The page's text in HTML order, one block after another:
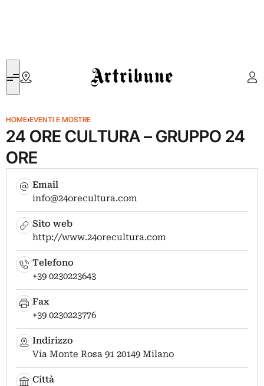
Artribune
HOME›EVENTI E MOSTRE
24 ORE CULTURA – GRUPPO 24
ORE
Email
info@24orecultura.com
Sito web
http://www.24orecultura.com
Telefono
+39 0230223643
Fax
+39 0230223776
Indirizzo
Via Monte Rosa 91 20149 Milano
Città